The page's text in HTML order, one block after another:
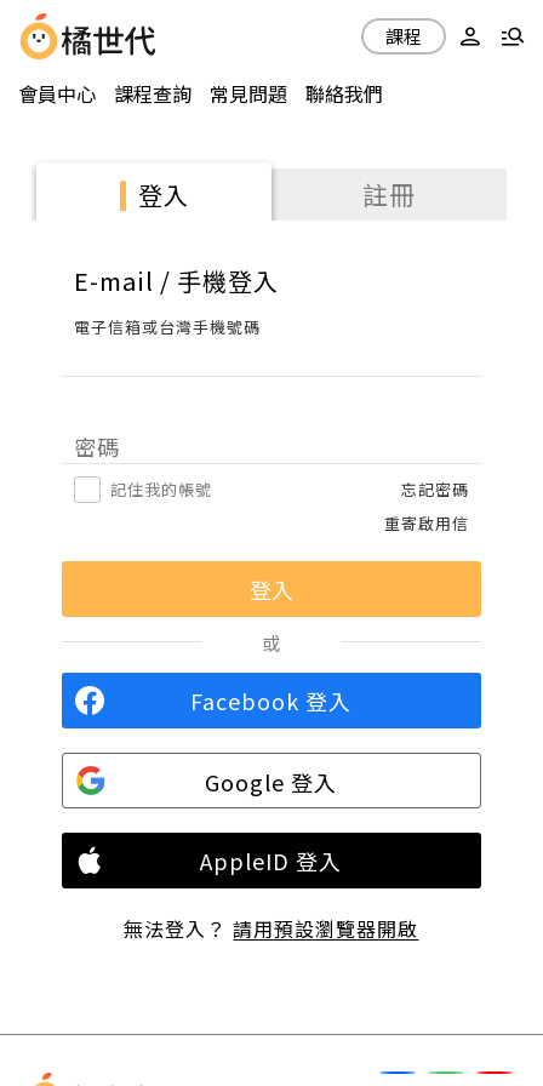
會員中心 課程查詢 常見問題 聯絡我們
課程
登入 註冊
E-mail / 手機登入
電子信箱或台灣手機號碼
密碼
記住我的帳號
忘記密碼
重寄啟用信
或
Facebook 登入
Google 登入
AppleID 登入
無法登入？請用預設瀏覽器開啟